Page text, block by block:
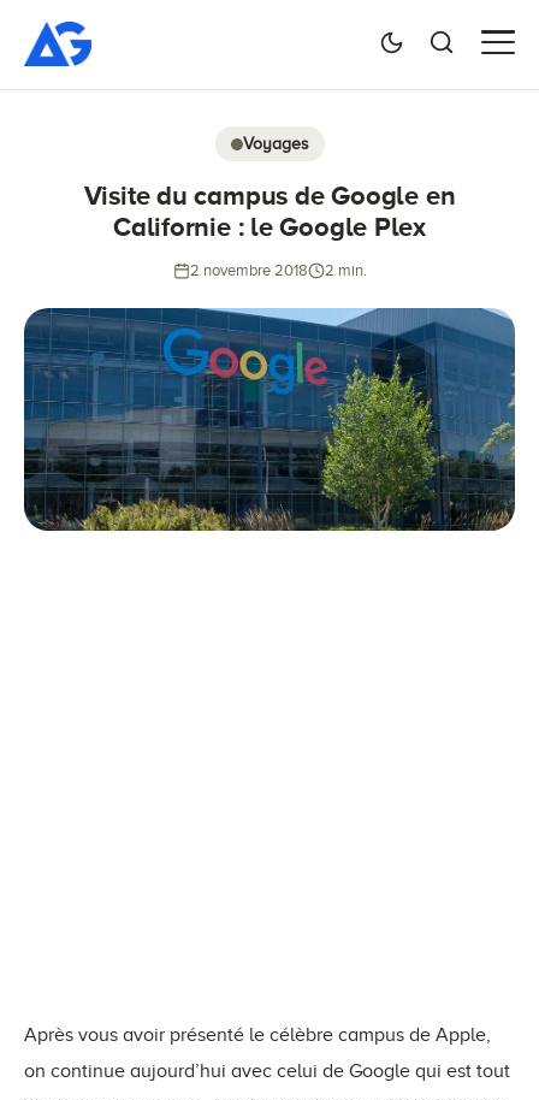
Voyages
Visite du campus de Google en
Californie : le Google Plex
2 novembre 2018 2 min.
Après vous avoir présenté le célèbre campus de Apple,
on continue aujourd’hui avec celui de Google qui est tout